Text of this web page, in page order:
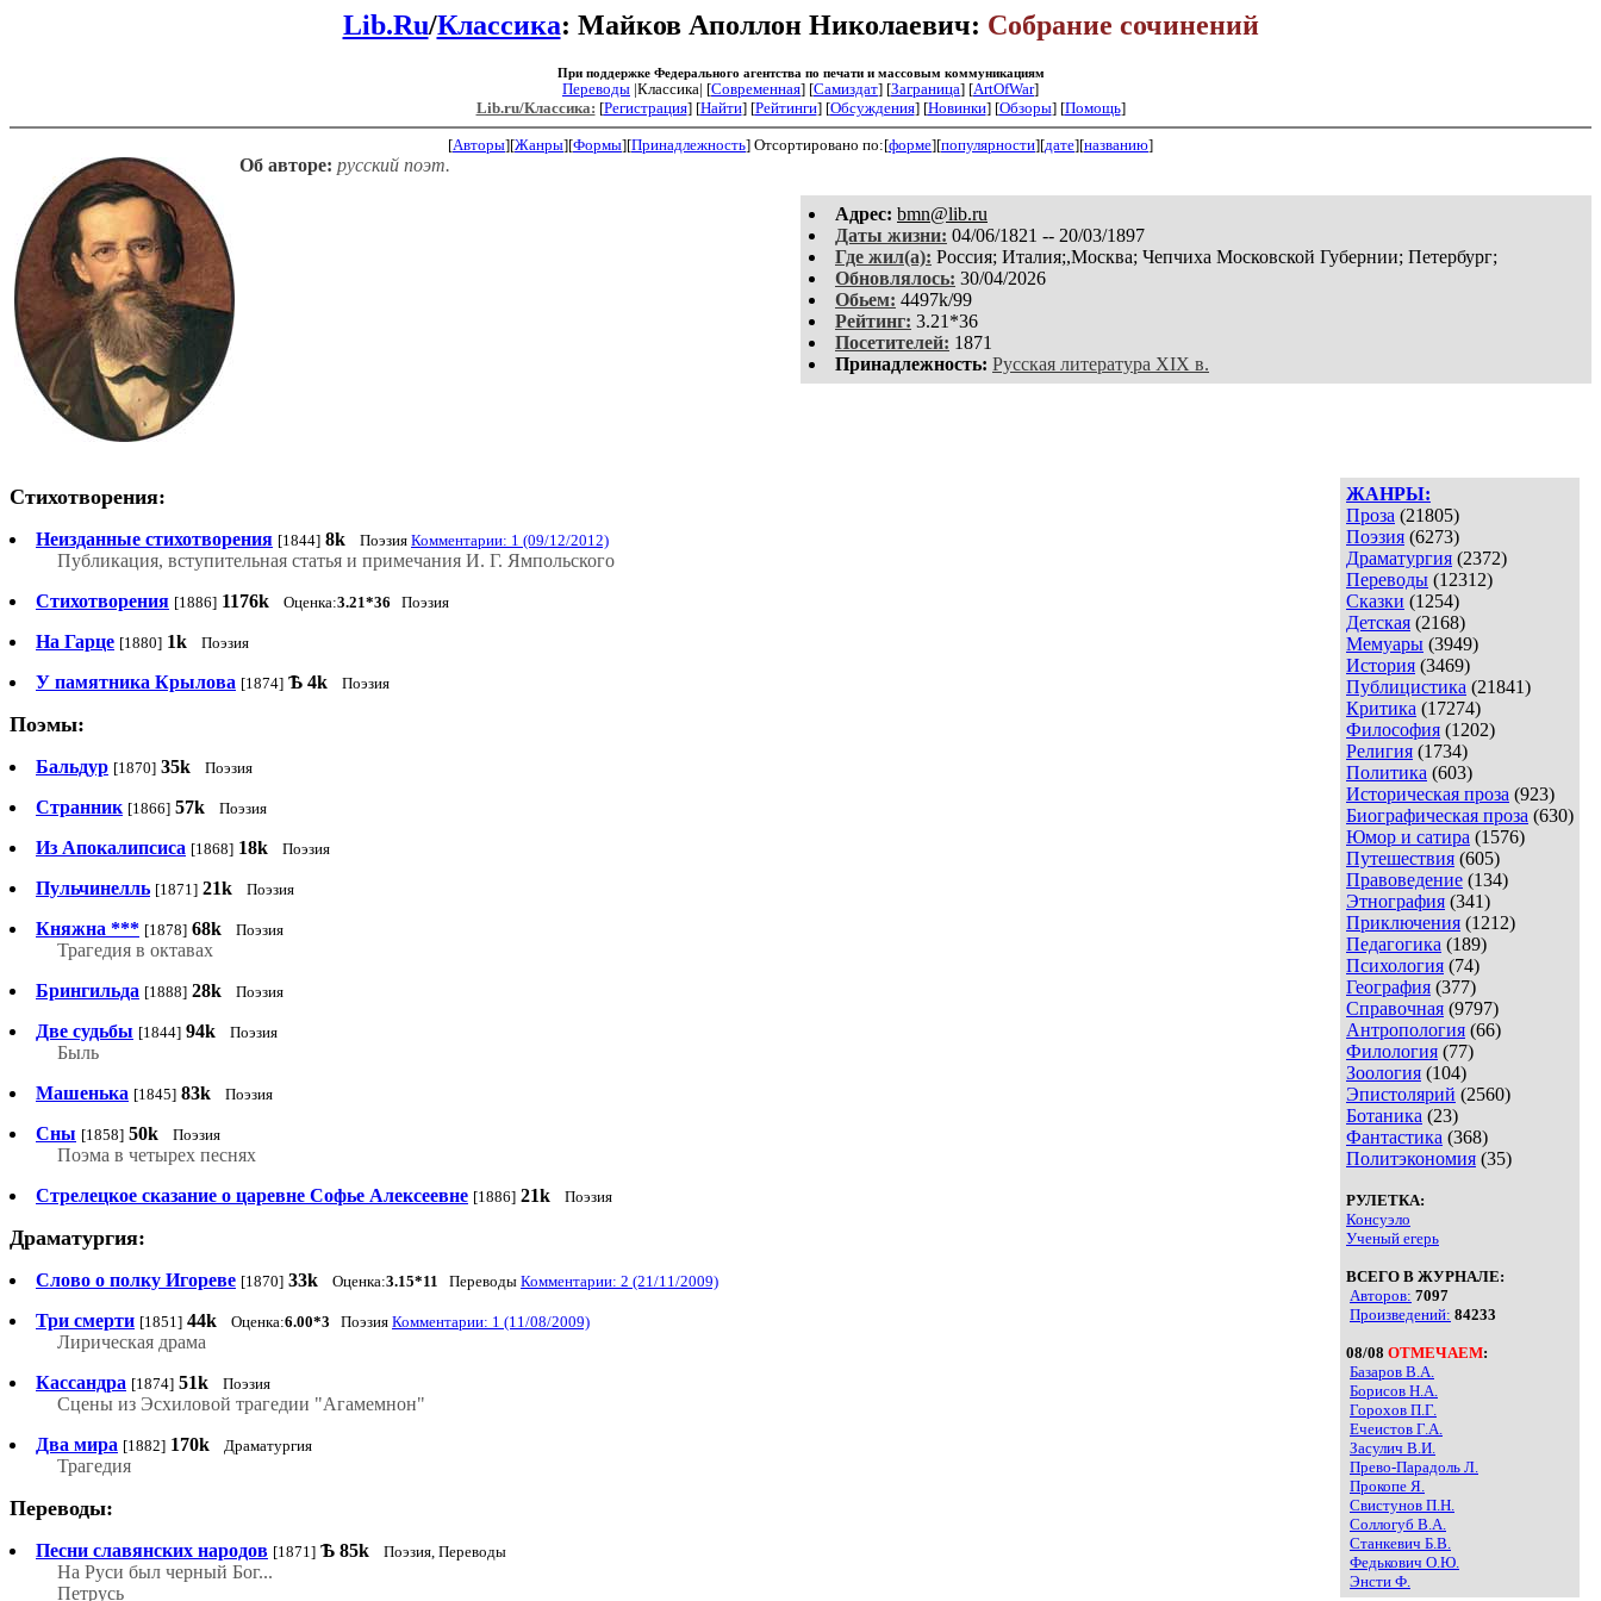
Lib.Ru/Классика: Майков Аполлон Николаевич: Собрание сочинений
При поддержке Федерального агентства по печати и массовым коммуникациям
Переводы |Классика| [Современная] [Самиздат] [Заграница] [ArtOfWar]
Lib.ru/Классика: [Регистрация] [Найти] [Рейтинги] [Обсуждения] [Новинки] [Обзоры] [Помощь]
[Авторы][Жанры][Формы][Принадлежность] Отсортировано по:[форме][популярности][дате][названию]
Об авторе: русский поэт.
Aдpeс: bmn@lib.ru
Даты жизни: 04/06/1821 -- 20/03/1897
Где жил(а): Россия; Италия;,Москва; Чепчиха Московской Губернии; Петербург;
Обновлялось: 30/04/2026
Обьем: 4497k/99
Рейтинг: 3.21*36
Посетителей: 1871
Принадлежность: Русская литература XIX в.
ЖАНРЫ:
Проза (21805)
Поэзия (6273)
Драматургия (2372)
Переводы (12312)
Сказки (1254)
Детская (2168)
Мемуары (3949)
История (3469)
Публицистика (21841)
Критика (17274)
Философия (1202)
Религия (1734)
Политика (603)
Историческая проза (923)
Биографическая проза (630)
Юмор и сатира (1576)
Путешествия (605)
Правоведение (134)
Этнография (341)
Приключения (1212)
Педагогика (189)
Психология (74)
География (377)
Справочная (9797)
Антропология (66)
Филология (77)
Зоология (104)
Эпистолярий (2560)
Ботаника (23)
Фантастика (368)
Политэкономия (35)
РУЛЕТКА:
Консуэло
Ученый егерь
ВСЕГО В ЖУРНАЛЕ:
Авторов: 7097
Произведений: 84233
08/08 ОТМЕЧАЕМ:
Базаров В.А.
Борисов Н.А.
Горохов П.Г.
Ечеистов Г.А.
Засулич В.И.
Прево-Парадоль Л.
Прокопе Я.
Свистунов П.Н.
Соллогуб В.А.
Станкевич Б.В.
Федькович О.Ю.
Энсти Ф.
Стихотворения:
Неизданные стихотворения [1844] 8k Поэзия Комментарии: 1 (09/12/2012)
Публикация, вступительная статья и примечания И. Г. Ямпольского
Стихотворения [1886] 1176k Оценка:3.21*36 Поэзия
На Гарце [1880] 1k Поэзия
У памятника Крылова [1874] Ѣ 4k Поэзия
Поэмы:
Бальдур [1870] 35k Поэзия
Странник [1866] 57k Поэзия
Из Апокалипсиса [1868] 18k Поэзия
Пульчинелль [1871] 21k Поэзия
Княжна *** [1878] 68k Поэзия
Трагедия в октавах
Брингильда [1888] 28k Поэзия
Две судьбы [1844] 94k Поэзия
Быль
Машенька [1845] 83k Поэзия
Сны [1858] 50k Поэзия
Поэма в четырех песнях
Стрелецкое сказание о царевне Софье Алексеевне [1886] 21k Поэзия
Драматургия:
Слово о полку Игореве [1870] 33k Оценка:3.15*11 Переводы Комментарии: 2 (21/11/2009)
Три смерти [1851] 44k Оценка:6.00*3 Поэзия Комментарии: 1 (11/08/2009)
Лирическая драма
Кассандра [1874] 51k Поэзия
Сцены из Эсхиловой трагедии "Агамемнон"
Два мира [1882] 170k Драматургия
Трагедия
Переводы:
Песни славянских народов [1871] Ѣ 85k Поэзия, Переводы
На Руси был черный Бог...
Петрусь